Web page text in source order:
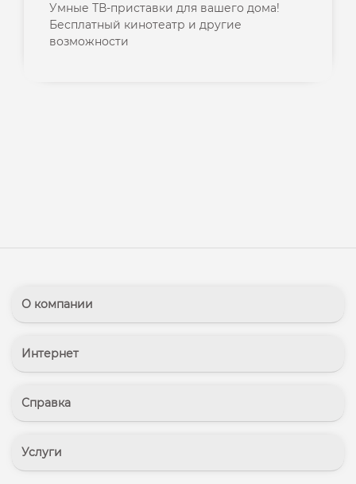
Умные ТВ-приставки для вашего дома!
Бесплатный кинотеатр и другие
возможности
О компании
Интернет
Справка
Услуги